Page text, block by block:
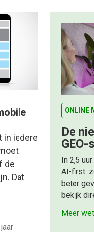
in iedere
de
Dat
ONLINE
De
GEO-
In 2,5
AI-first:
beter
bekijk
Meer